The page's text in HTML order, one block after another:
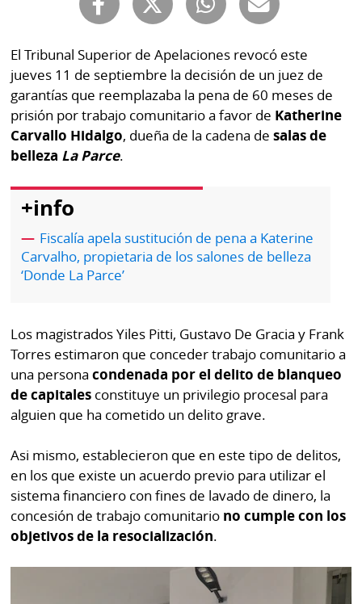
Buscador
Catálogos
Lotería
Kiosko
Luctuosas
RSS
Temas
Autores
Notas
al
Buenas
prácticas
Metro
por
Metro
Tienda
Panamá
Tus
Tiquetes
Cero
Mi
Diario
Ellas
La
Prensa
Busca
Fácil
⌾
⌾
El Tribunal Superior de Apelaciones revocó este
jueves 11 de septiembre la decisión de un juez de
garantías que reemplazaba la pena de 60 meses de
prisión por trabajo comunitario a favor de Katherine
Carvallo Hidalgo, dueña de la cadena desalas de
belleza La Parce.
+info
Fiscalía apela sustitución de pena a Katerine
Carvalho, propietaria de los salones de belleza
‘Donde La Parce’
Los magistrados Yiles Pitti, Gustavo De Gracia y Frank
Torres estimaron que conceder trabajo comunitario a
una personacondenada por el delito de blanqueo
de capitales constituye un privilegio procesal para
alguien que ha cometido un delito grave.
Asi mismo, establecieron que en este tipo de delitos,
en los que existe un acuerdo previo para utilizar el
sistema financiero con fines de lavado de dinero, la
concesión de trabajo comunitario no cumple con los
objetivos de la resocialización.